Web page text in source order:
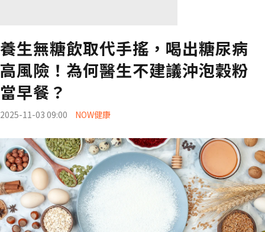
養生無糖飲取代手搖，喝出糖尿病
高風險！為何醫生不建議沖泡穀粉
當早餐？
2025-11-03 09:00 NOW健康